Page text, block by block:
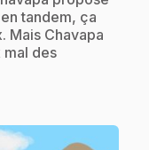
tandem, ça
Mais Chavapa
mal des